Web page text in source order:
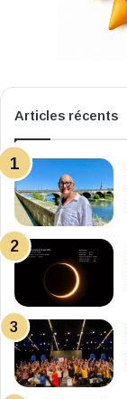
Articles récents